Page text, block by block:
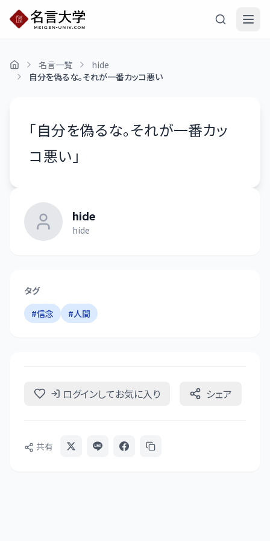
名言一覧
hide
自分を偽るな。それが一番カッコ悪い
「自分を偽るな。それが一番カッ
コ悪い 」
hide
hide
タグ
#信念 #人間
ログインしてお気に入り シェア
共有